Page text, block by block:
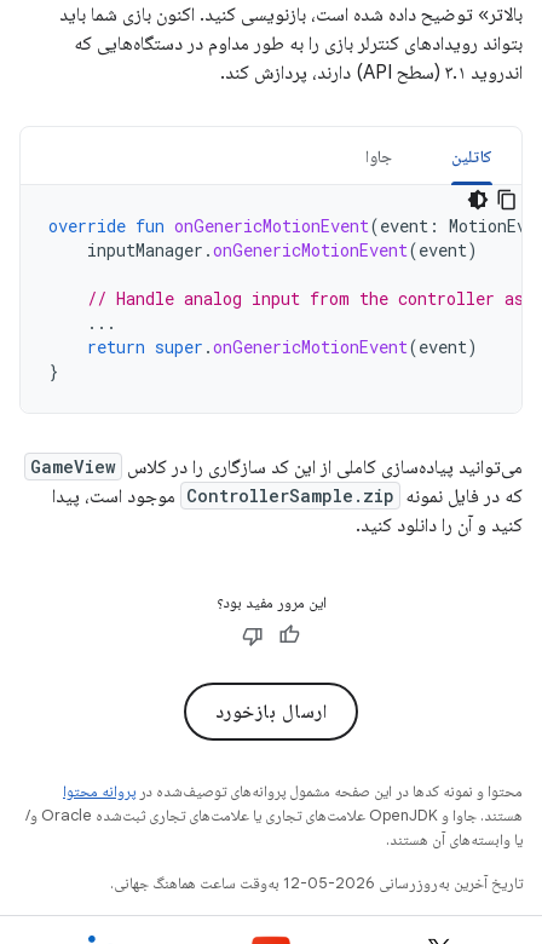
بالاتر» توضیح داده شده است، بازنویسی کنید. اکنون بازی شما باید
بتواند رویدادهای کنترلر بازی را به طور مداوم در دستگاه‌هایی که
اندروید ۳.۱ (سطح API) دارند، پردازش کند.
کاتلین جاوا
override fun onGenericMotionEvent(event :
inputManager .onGenericMotionEvent(event)
// Handle analog input from the controller as
...
return super .onGenericMotionEvent(event)
}
می‌توانید پیاده‌سازی کاملی از این کد سازگاری را در کلاس GameView
که در فایل نمونه ControllerSample.zip موجود است، پیدا
کنید و آن را دانلود کنید.
این مرور مفید بود؟
ارسال بازخورد
محتوا و نمونه کدها در این صفحه مشمول پروانه‌های توصیف‌شده در پروانه محتوا
هستند. جاوا و OpenJDK علامت‌های تجاری یا علامت‌های تجاری ثبت‌شده Oracle و/
یا وابسته‌های آن هستند.
تاریخ آخرین به‌روزرسانی 2026-05-12 به‌وقت ساعت هماهنگ جهانی.